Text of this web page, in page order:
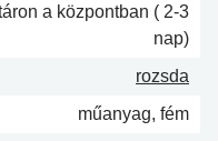
a központban ( 2-3
nap)
rozsda
műanyag, fém